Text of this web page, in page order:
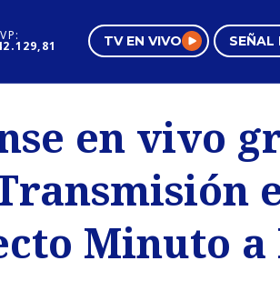
TV EN VIVO SEÑAL
Negocios
Pura Mujer
en vivo
Minuto